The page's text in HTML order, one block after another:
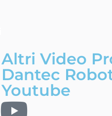
Altri Video
Dantec
Youtube